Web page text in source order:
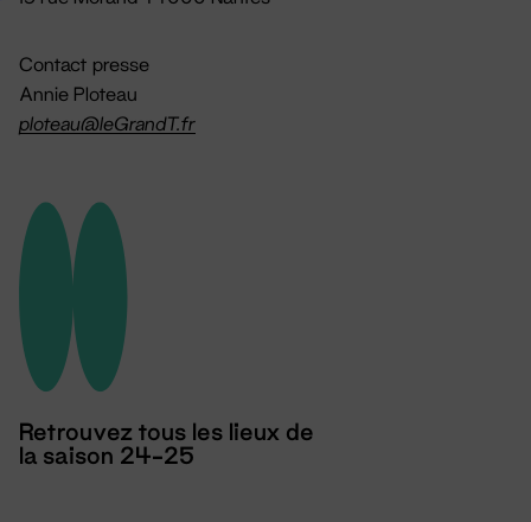
Contact presse
Annie Ploteau
ploteau@leGrandT.fr
Retrouvez tous les lieux de
la saison 24-25